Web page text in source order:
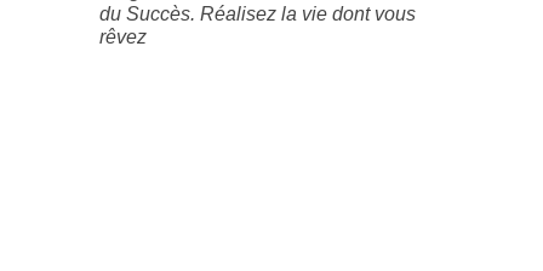
du Succès. Réalisez la vie dont vous
rêvez